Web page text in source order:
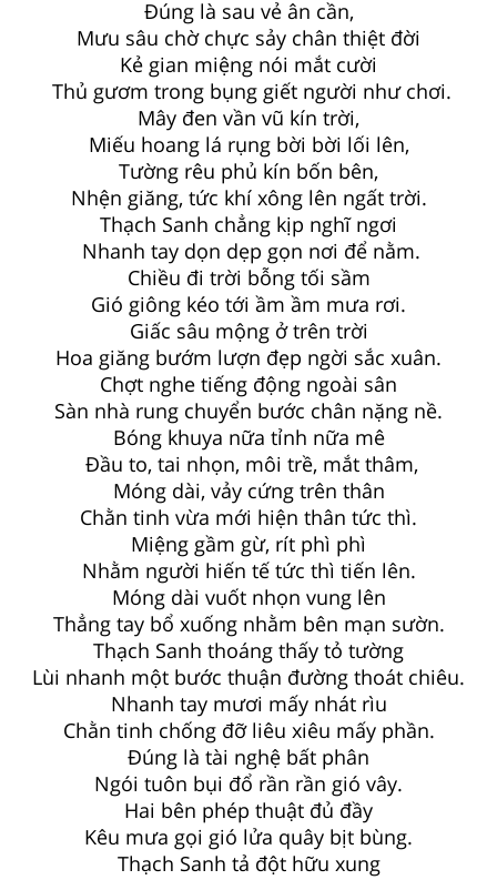
Đúng là sau vẻ ân cần,
Mưu sâu chờ chực sảy chân thiệt đời
Kẻ gian miệng nói mắt cười
Thủ gươm trong bụng giết người như chơi.
Mây đen vần vũ kín trời,
Miếu hoang lá rụng bời bời lối lên,
Tường rêu phủ kín bốn bên,
Nhện giăng, tức khí xông lên ngất trời.
Thạch Sanh chẳng kịp nghĩ ngơi
Nhanh tay dọn dẹp gọn nơi để nằm.
Chiều đi trời bỗng tối sầm
Gió giông kéo tới ầm ầm mưa rơi.
Giấc sâu mộng ở trên trời
Hoa giăng bướm lượn đẹp ngời sắc xuân.
Chợt nghe tiếng động ngoài sân
Sàn nhà rung chuyển bước chân nặng nề.
Bóng khuya nữa tỉnh nữa mê
Đầu to, tai nhọn, môi trề, mắt thâm,
Móng dài, vảy cứng trên thân
Chằn tinh vừa mới hiện thân tức thì.
Miệng gầm gừ, rít phì phì
Nhằm người hiến tế tức thì tiến lên.
Móng dài vuốt nhọn vung lên
Thẳng tay bổ xuống nhằm bên mạn sườn.
Thạch Sanh thoáng thấy tỏ tường
Lùi nhanh một bước thuận đường thoát chiêu.
Nhanh tay mươi mấy nhát rìu
Chằn tinh chống đỡ liêu xiêu mấy phần.
Đúng là tài nghệ bất phân
Ngói tuôn bụi đổ rần rần gió vây.
Hai bên phép thuật đủ đầy
Kêu mưa gọi gió lửa quây bịt bùng.
Thạch Sanh tả đột hữu xung